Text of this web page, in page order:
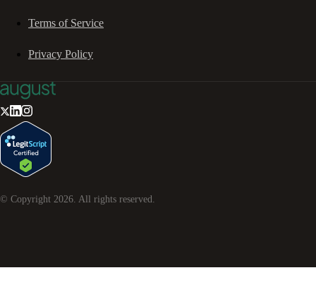
Terms of Service
Privacy Policy
© Copyright 2026. All rights reserved.